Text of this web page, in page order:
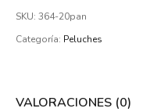
SKU: 364-20pan
Categoría: Peluches
VALORACIONES (0)